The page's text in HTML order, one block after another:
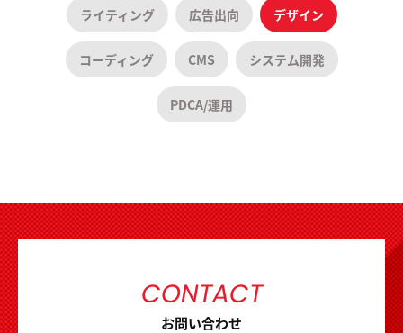
ライティング 広告出向 デザイン
コーディング CMS システム開発
PDCA/運用
CONTACT
お問い合わせ